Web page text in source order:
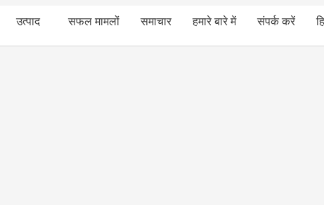
उत्पाद सफल मामलों समाचार हमारे बारे में संपर्क करें